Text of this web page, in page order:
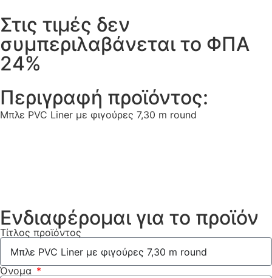
Στις τιμές δεν
συμπεριλαβάνεται το ΦΠΑ
24%
Περιγραφή προϊόντος:
Μπλε PVC Liner με φιγούρες 7,30 m round
Ενδιαφέρομαι για το προϊόν
Τίτλος προϊόντος
Όνομα